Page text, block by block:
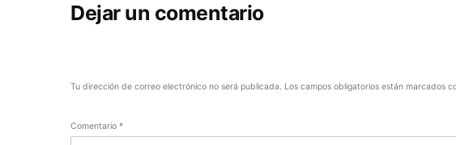
Dejar un comentario
Tu dirección de correo electrónico no será publicada. Los campos obligatorios están marcados
Comentario *